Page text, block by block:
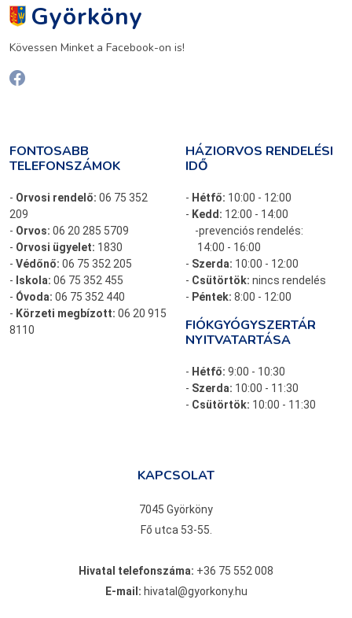
Györköny
Kövessen Minket a Facebook-on is!
FONTOSABB
TELEFONSZÁMOK
- Orvosi rendelő: 06 75 352
209
- Orvos: 06 20 285 5709
- Orvosi ügyelet: 1830
- Védőnő: 06 75 352 205
- Iskola: 06 75 352 455
- Óvoda: 06 75 352 440
- Körzeti megbízott: 06 20 915
8110
HÁZIORVOS RENDELÉSI
IDŐ
- Hétfő: 10:00 - 12:00
- Kedd: 12:00 - 14:00
-prevenciós rendelés:
14:00 - 16:00
- Szerda: 10:00 - 12:00
- Csütörtök: nincs rendelés
- Péntek: 8:00 - 12:00
FIÓKGYÓGYSZERTÁR
NYITVATARTÁSA
- Hétfő: 9:00 - 10:30
- Szerda: 10:00 - 11:30
- Csütörtök: 10:00 - 11:30
KAPCSOLAT
7045 Györköny
Fő utca 53-55.
Hivatal telefonszáma: +36 75 552 008
E-mail: hivatal@gyorkony.hu